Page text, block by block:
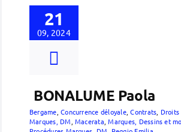
21
09, 2024
BONALUME Paola
Bergame ,Concurrence déloyale,Contrats Droits
Marques, DM Macerata ,Marques, Dessins et